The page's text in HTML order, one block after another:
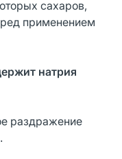
сахаров,
применением
натрия
раздражение